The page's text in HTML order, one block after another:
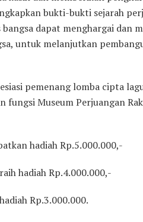
bukti-bukti sejarah
dapat menghargai dan
untuk melanjutkan
pemenang lomba cipta
fungsi Museum Perjuangan
hadiah Rp.5.000.000,-
hadiah Rp.4.000.000,-
Rp.3.000.000.